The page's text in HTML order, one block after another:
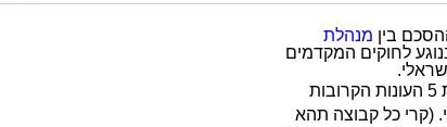
בין מנהלת
לחוקים המקדמים
במסגרת 5 העונות הקרובות
(קרי כל קבוצה תהא